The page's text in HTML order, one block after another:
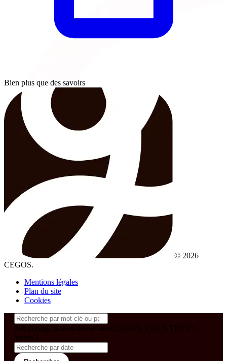
Bien plus que des savoirs
© 2026
CEGOS.
Mentions légales
Plan du site
Cookies
&& config('laravel-theme-inter.CEGOS_COUNTRY') !=
'neves')